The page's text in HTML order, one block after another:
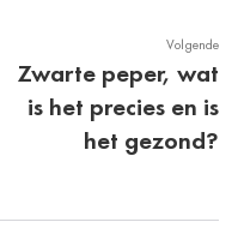
Volgende
Zwarte peper, wat
is het precies en is
het gezond?